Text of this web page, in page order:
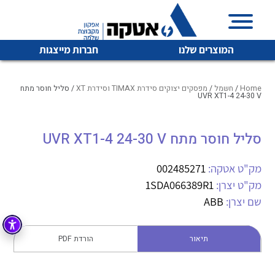
המוצרים שלנו חברות מייצגות
איכות | שרות | זמינות
והפצה של מוצרי
מיתוג, בקרה , ואינסטלציה חשמלית ופעילה ב7 תחומים:
חשמל מיתוג ואינסטלציה חשמלית
בקרה
זיווד
לכל מוצרי היצרן לכל מוצרי היצרן
לכל מוצרי היצרן לכל מוצרי היצרן
Home
/ חשמל / מפסקים יצוקים סידרת TIMAX וסידרת XT / סליל חוסר מתח
UVR XT1-4 24-30 V
סליל חוסר מתח UVR XT1-4 24-30 V
מק"ט אטקה: 002485271
מק"ט יצרן: 1SDA066389R1
שם יצרן: ABB
תיאור הורדת PDF